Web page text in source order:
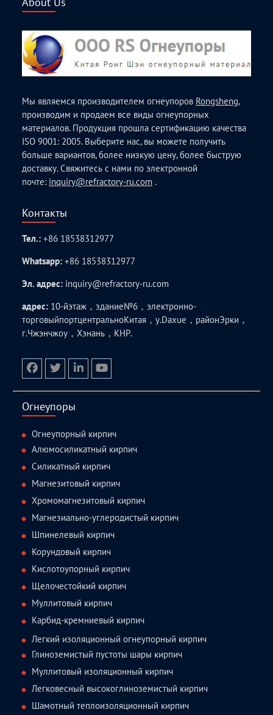
Мы являемся производителем огнеупоров Rongsheng,
производим и продаем все виды огнеупорных
материалов. Продукция прошла сертификацию качества
ISO 9001: 2005. Выберите нас, вы можете получить
больше вариантов, более низкую цену, более быструю
доставку. Свяжитесь с нами по электронной
почте: inquiry@refractory-ru.com .
Контакты
Тел.:+86 18538312977
Whatsapp:+86 18538312977
Эл. адрес: inquiry@refractory-ru.com
адрес: 10-йэтаж，здание№6，электронно-
торговыйпортцентральноКитая，у.Daxue，районЭрки，
г.Чжэнчжоу，Хэнань，КНР.
Огнеупоры
Огнеупорный кирпич
Алюмосиликатный кирпич
Силикатный кирпич
Магнезитовый кирпич
Хромомагнезитовый кирпич
Магнезиально-углеродистый кирпич
Шпинелевый кирпич
Корундовый кирпич
Кислотоупорный кирпич
Щелочестойкий кирпич
Муллитовый кирпич
Карбид-кремниевый кирпич
Легкий изоляционный огнеупорный кирпич
Глиноземистый пустоты шары кирпич
Муллитовый изоляционный кирпич
Легковесный высокоглиноземистый кирпич
Шамотный теплоизоляционный кирпич